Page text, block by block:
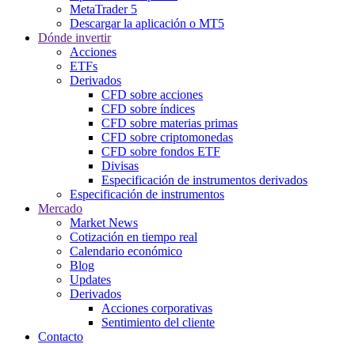
MetaTrader 5
Descargar la aplicación o MT5
Dónde invertir
Acciones
ETFs
Derivados
CFD sobre acciones
CFD sobre índices
CFD sobre materias primas
CFD sobre criptomonedas
CFD sobre fondos ETF
Divisas
Especificación de instrumentos derivados
Especificación de instrumentos
Mercado
Market News
Cotización en tiempo real
Calendario económico
Blog
Updates
Derivados
Acciones corporativas
Sentimiento del cliente
Contacto